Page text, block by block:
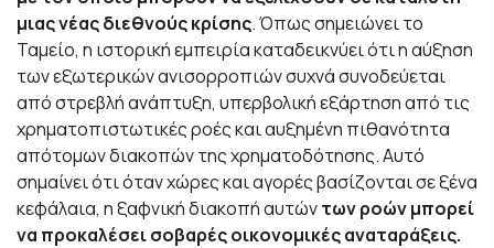
μιας νέας διεθνούς κρίσης. Όπως σημειώνει το
Ταμείο, η ιστορική εμπειρία καταδεικνύει ότι η αύξηση
των εξωτερικών ανισορροπιών συχνά συνοδεύεται
από στρεβλή ανάπτυξη, υπερβολική εξάρτηση από τις
χρηματοπιστωτικές ροές και αυξημένη πιθανότητα
απότομων διακοπών της χρηματοδότησης. Αυτό
σημαίνει ότι όταν χώρες και αγορές βασίζονται σε ξένα
κεφάλαια, η ξαφνική διακοπή αυτώντων ροών μπορεί
να προκαλέσει σοβαρές οικονομικές αναταράξεις.